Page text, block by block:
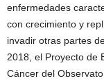
enfermedades
con crecimiento y
invadir otras partes
2018, el Proyecto de
Cáncer del